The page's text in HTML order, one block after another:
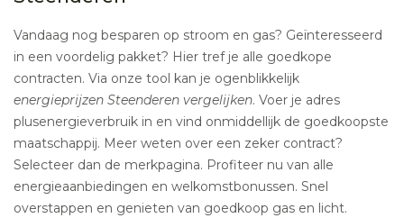
Vandaag nog besparen op stroom en gas? Geïnteresseerd
in een voordelig pakket? Hier tref je alle goedkope
contracten. Via onze tool kan je ogenblikkelijk
energieprijzen Steenderen vergelijken. Voer je adres
plusenergieverbruik in en vind onmiddellijk de goedkoopste
maatschappij. Meer weten over een zeker contract?
Selecteer dan de merkpagina. Profiteer nu van alle
energieaanbiedingen en welkomstbonussen. Snel
overstappen en genieten van goedkoop gas en licht.